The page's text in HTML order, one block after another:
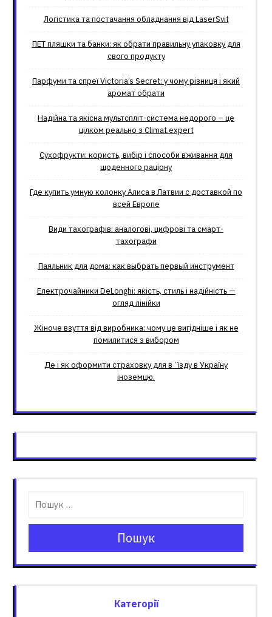
Логістика та постачання обладнання від LaserSvit
ПЕТ пляшки та банки: як обрати правильну упаковку для
свого продукту
Парфуми та спреї Victoria’s Secret: у чому різниця і який
аромат обрати
Надійна та якісна мультспліт-система недорого – це
цілком реально з Climat.еxpert
Сухофрукти: користь, вибір і способи вживання для
щоденного раціону
Где купить умную колонку Алиса в Латвии с доставкой по
всей Европе
Види тахографів: аналогові, цифрові та смарт-
тахографи
Паяльник для дома: как выбрать первый инструмент
Електрочайники DeLonghi: якість, стиль і надійність —
огляд лінійки
Жіноче взуття від виробника: чому це вигідніше і як не
помилитися з вибором
Де і як оформити страховку для вʼїзду в Україну
іноземцю.
Пошук
Категорії